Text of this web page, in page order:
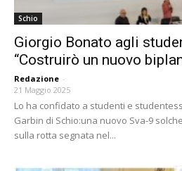
Schio
Giorgio Bonato agli
“Costruirò un nuovo
Redazione -
21 Maggio 2025
Lo ha confidato a studenti e
Garbin di Schio:una nuovo Sva-9
sulla rotta segnata nel...